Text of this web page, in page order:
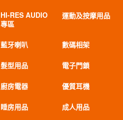
HI-RES AUDIO
專區
運動及按摩用品
藍牙喇叭 數碼相架
髮型用品 電子門鎖
廚房電器 優質耳機
睡房用品 成人用品